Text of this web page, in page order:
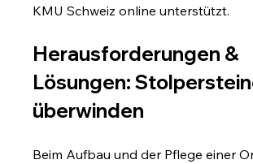
KMU Schweiz online unterstützt.
Herausforderungen &
Lösungen:
überwinden
Beim Aufbau und der Pflege einer